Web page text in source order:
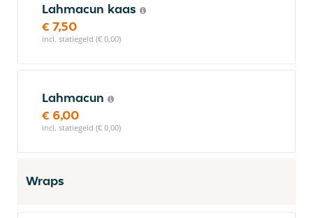
Lahmacun kaas
€ 7,50
incl. statiegeld (€ 0,00)
Lahmacun
€ 6,00
incl. statiegeld (€ 0,00)
Wraps